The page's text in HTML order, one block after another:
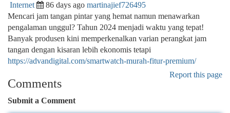
Internet 86 days ago martinajief726495
Mencari jam tangan pintar yang hemat namun menawarkan
pengalaman unggul? Tahun 2024 menjadi waktu yang tepat!
Banyak produsen kini memperkenalkan varian perangkat jam
tangan dengan kisaran lebih ekonomis tetapi
https://advandigital.com/smartwatch-murah-fitur-premium/
Report this page
Comments
Submit a Comment